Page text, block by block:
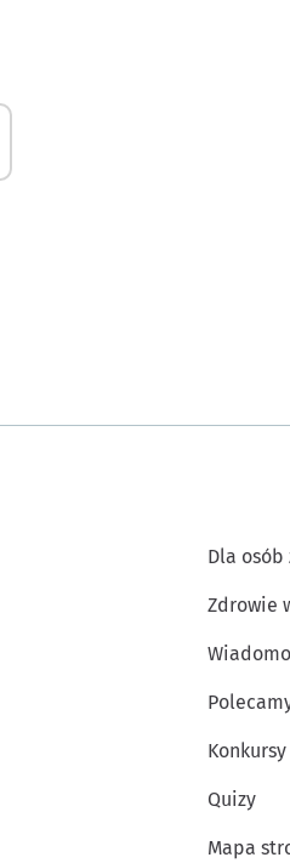
Dla osób
Zdrowie
Konkursy
Quizy
Mapa